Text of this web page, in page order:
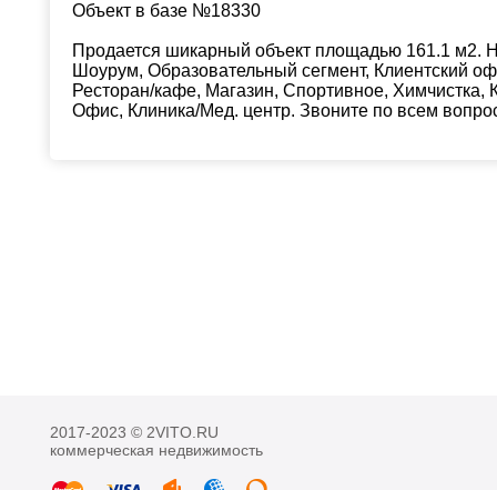
Объект в базе №18330
Продается шикарный объект площадью 161.1 м2.
Шоурум, Образовательный сегмент, Клиентский
Ресторан/кафе, Магазин, Спортивное, Химчистка,
Офис, Клиника/Мед. центр. Звоните по всем
2017-2023 © 2VITO.RU
коммерческая недвижимость